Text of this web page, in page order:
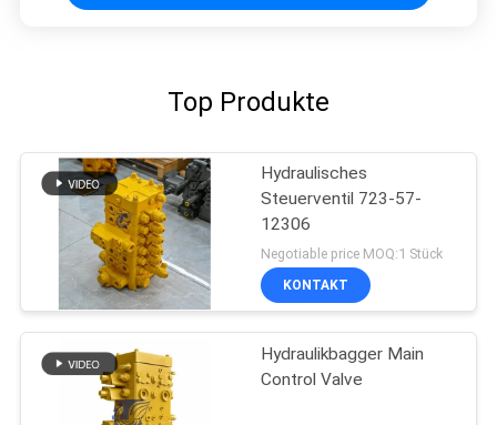
Top Produkte
Hydraulisches
Steuerventil 723-57-
12306
Negotiable price MOQ:1 Stück
KONTAKT
Hydraulikbagger Main
Control Valve